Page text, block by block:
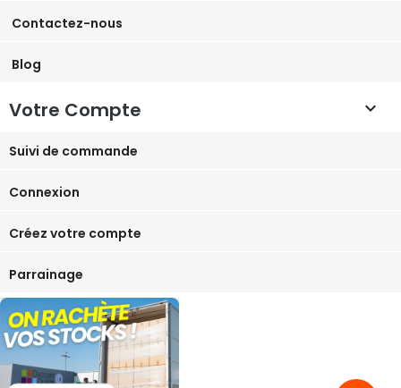
Contactez-nous
Blog
Votre Compte 
Suivi de commande
Connexion
Créez votre compte
Parrainage